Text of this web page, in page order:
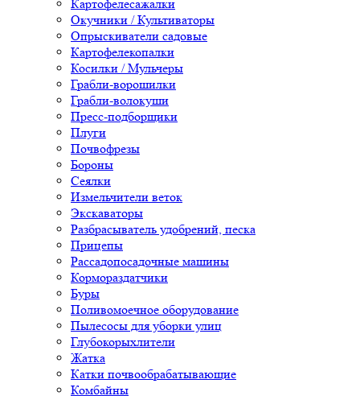
Картофелесажалки
Окучники / Культиваторы
Опрыскиватели садовые
Картофелекопалки
Косилки / Мульчеры
Грабли-ворошилки
Грабли-волокуши
Пресс-подборщики
Плуги
Почвофрезы
Бороны
Сеялки
Измельчители веток
Экскаваторы
Разбрасыватель удобрений, песка
Прицепы
Рассадопосадочные машины
Кормораздатчики
Буры
Поливомоечное оборудование
Пылесосы для уборки улиц
Глубокорыхлители
Жатка
Катки почвообрабатывающие
Комбайны